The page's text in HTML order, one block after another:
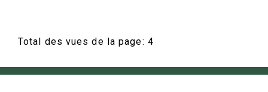
Total des vues de la page: 4